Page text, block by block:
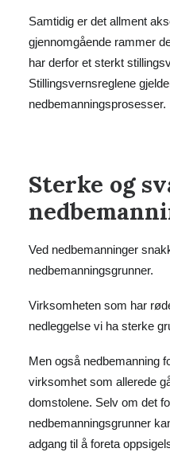
Samtidig er det allment
gjennomgående rammer
har derfor et sterkt
Stillingsvernsreglene
nedbemanningsprosesser.
Sterke og
Ved nedbemanninger
nedbemanningsgrunner.
Virksomheten som har
nedleggelse vi ha sterke
Men også nedbemanning
virksomhet som allerede
domstolene. Selv om det
nedbemanningsgrunner
adgang til å foreta